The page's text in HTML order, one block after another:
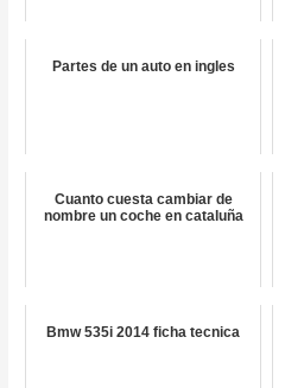
Partes de un auto en ingles
Cuanto cuesta cambiar de
nombre un coche en cataluña
Bmw 535i 2014 ficha tecnica